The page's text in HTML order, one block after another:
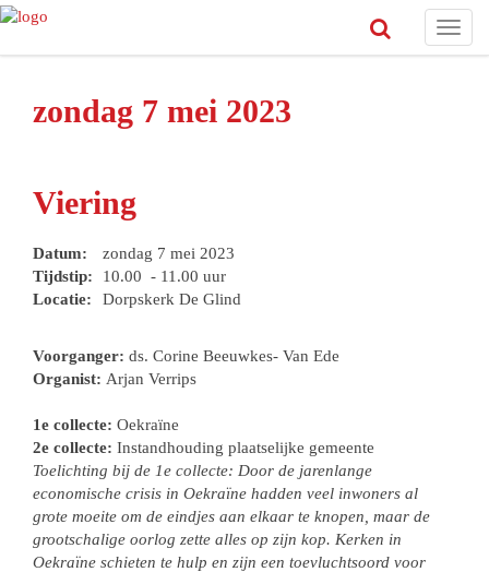
zondag 7 mei 2023
Viering
Datum:
zondag 7 mei 2023
Tijdstip:
10.00 - 11.00 uur
Locatie:
Dorpskerk De Glind
Voorganger: ds. Corine Beeuwkes- Van Ede
Organist: Arjan Verrips
1e collecte: Oekraïne
2e collecte: Instandhouding plaatselijke gemeente
Toelichting bij de 1e collecte: Door de jarenlange
economische crisis in Oekraïne hadden veel inwoners al
grote moeite om de eindjes aan elkaar te knopen, maar de
grootschalige oorlog zette alles op zijn kop. Kerken in
Oekraïne schieten te hulp en zijn een toevluchtsoord voor